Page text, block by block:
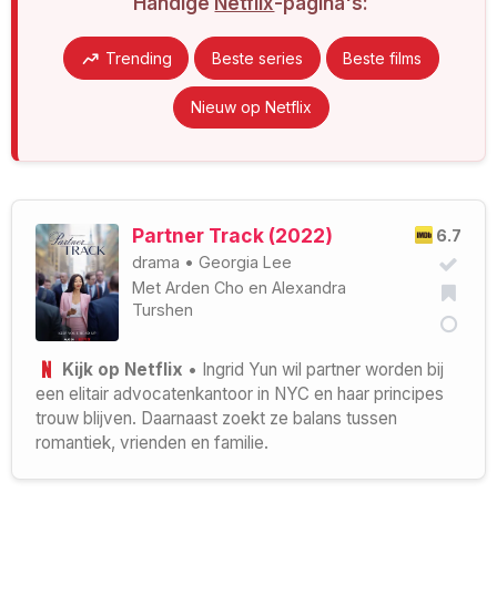
Trending Beste series Beste films
Nieuw op Netflix
6.7
Partner Track (2022)
drama • Georgia Lee
Met Arden Cho en Alexandra
Turshen
Kijk op Netflix • Ingrid Yun wil partner worden bij
een elitair advocatenkantoor in NYC en haar principes
trouw blijven. Daarnaast zoekt ze balans tussen
romantiek, vrienden en familie.